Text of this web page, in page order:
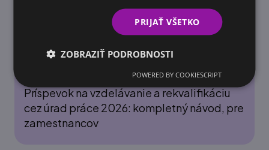
Príspevok na vzdelávanie a rekvalifikáciu
cez úrad práce 2026: kompletný návod, pre
zamestnancov
PRIJAŤ VŠETKO
ZOBRAZIŤ PODROBNOSTI
POWERED BY COOKIESCRIPT